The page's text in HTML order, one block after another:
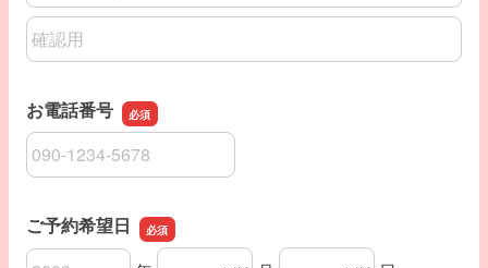
メールアドレスの確認用
お電話番号
お電話番号
ご予約希望日